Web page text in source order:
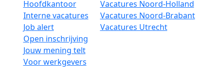
Hoofdkantoor
Interne vacatures
Job alert
Open inschrijving
Jouw mening telt
Voor werkgevers
Vacatures Noord-Holland
Vacatures Noord-Brabant
Vacatures Utrecht